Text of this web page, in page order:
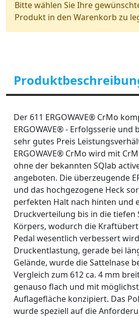
Bitte wählen Sie Ihre
Produkt in den Warenkorb zu
Der 611 ERGOWAVE® CrMo
ERGOWAVE® - Erfolgsserie
sehr gutes Preis
ERGOWAVE® CrMo wird mit
ohne der bekannten SQlab
angeboten. Die überzeugende
und das hochgezogene Heck
perfekten Halt nach hinten und
Druckverteilung bis in die tiefen
Körpers, wodurch die
Pedal wesentlich verbessert
Druckentlastung, gerade bei
Gelände, wurde die Sattelnase
Vergleich zum 612 ca. 4 mm
genauso flach und mit
Auflagefläche konzipiert. Das
wurde speziell auf die